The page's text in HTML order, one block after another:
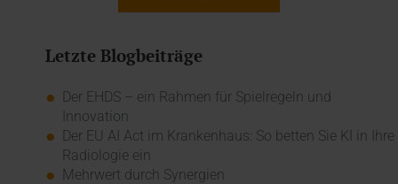
Letzte Blogbeiträge
Der EHDS – ein Rahmen für Spielregeln und
Innovation
Der EU AI Act im Krankenhaus: So betten Sie KI in Ihre
Radiologie ein
Mehrwert durch Synergien